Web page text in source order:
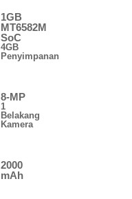
1GB
MT6582M
SoC
4GB
Penyimpanan
8-MP
1
Belakang
Kamera
2000
mAh